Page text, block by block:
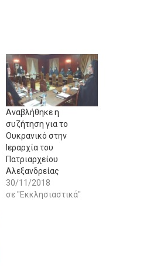
Αναβλήθηκε η
συζήτηση για το
Ουκρανικό στην
Ιεραρχία του
Πατριαρχείου
Αλεξανδρείας
30/11/2018
σε "Εκκλησιαστικά"